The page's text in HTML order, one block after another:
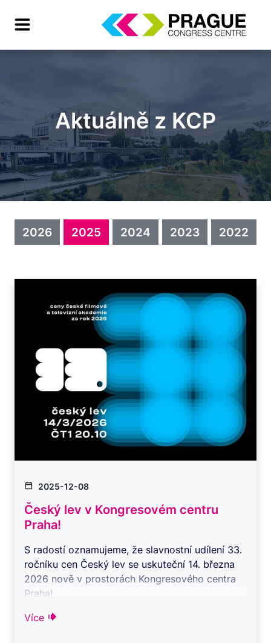
Aktuálně z KCP
2022
2023
2024
2025
2026
2025-12-08
Český lev v Kongresovém centru
Praha!
S radostí oznamujeme, že slavnostní udílení 33.
ročníku cen Český lev se uskuteční 14. března
2026 nově v prostorách Kongresového centra
Praha!
Tato prestižní ud ...
Více